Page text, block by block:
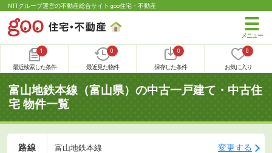
NTTグループ運営の不動産総合サイト goo住宅・不動産
1
最近検索した条件
0
最近見た物件
0
保存した条件
0
お気に入り
富山地鉄本線（富山県）の中古一戸建て・中古住
宅 物件一覧
路線 富山地鉄本線 変更する